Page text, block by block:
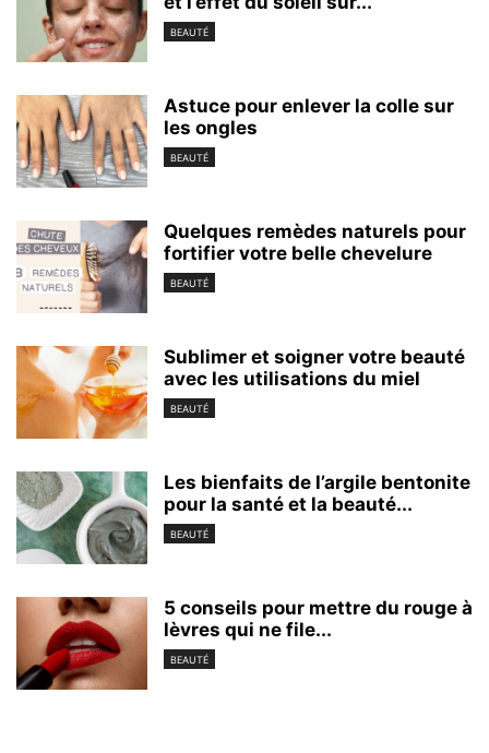
BEAUTÉ
Astuce pour enlever la colle sur
les ongles
BEAUTÉ
Quelques remèdes naturels pour
fortifier votre belle chevelure
BEAUTÉ
Sublimer et soigner votre beauté
avec les utilisations du miel
BEAUTÉ
Les bienfaits de l’argile bentonite
pour la santé et la beauté...
BEAUTÉ
5 conseils pour mettre du rouge à
lèvres qui ne file...
BEAUTÉ